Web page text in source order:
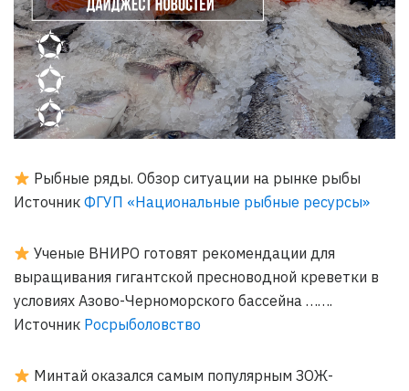
Рыбные ряды. Обзор ситуации на рынке рыбы
Источник ФГУП «Национальные рыбные ресурсы»
Ученые ВНИРО готовят рекомендации для
выращивания гигантской пресноводной креветки в
условиях Азово-Черноморского бассейна …….
Источник Росрыболовство
Минтай оказался самым популярным ЗОЖ-